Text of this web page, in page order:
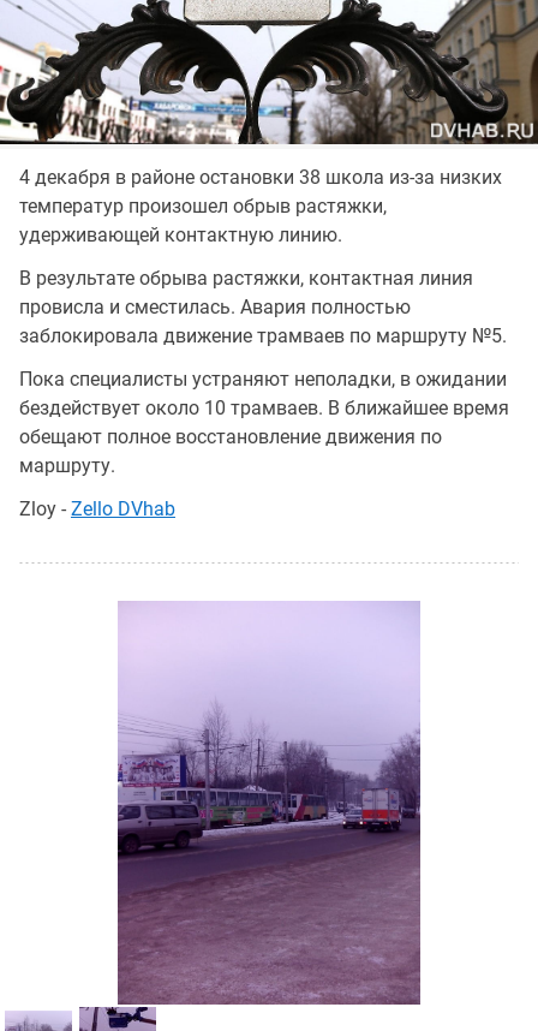
4 декабря в районе остановки 38 школа из-за низких
температур произошел обрыв растяжки,
удерживающей контактную линию.
В результате обрыва растяжки, контактная линия
провисла и сместилась. Авария полностью
заблокировала движение трамваев по маршруту №5.
Пока специалисты устраняют неполадки, в ожидании
бездействует около 10 трамваев. В ближайшее время
обещают полное восстановление движения по
маршруту.
Zloy - Zello DVhab